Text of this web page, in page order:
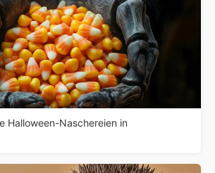
Halloween-Naschereien in